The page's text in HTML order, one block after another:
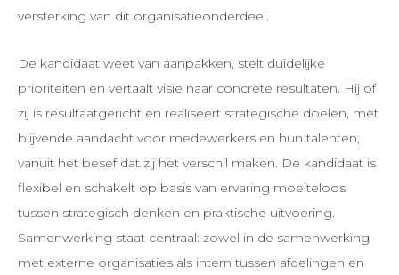
versterking van dit organisatieonderdeel.
De kandidaat weet van aanpakken, stelt duidelijke
prioriteiten en vertaalt visie naar concrete resultaten. Hij of
zij is resultaatgericht en realiseert strategische doelen, met
blijvende aandacht voor medewerkers en hun talenten,
vanuit het besef dat zij het verschil maken. De kandidaat is
flexibel en schakelt op basis van ervaring moeiteloos
tussen strategisch denken en praktische uitvoering.
Samenwerking staat centraal: zowel in de samenwerking
met externe organisaties als intern tussen afdelingen en